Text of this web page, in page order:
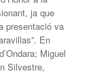
ja que
presentació va
En
Miguel
Silvestre,